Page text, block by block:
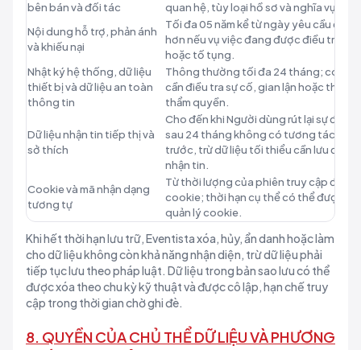
bên bán và đối tác
quan hệ, tùy loại hồ sơ và nghĩa vụ
Nội dung hỗ trợ, phản ánh
và khiếu nại
Tối đa 05 năm kể từ ngày yêu cầu
hơn nếu vụ việc đang được điều tra,
hoặc tố tụng.
Nhật ký hệ thống, dữ liệu
thiết bị và dữ liệu an toàn
thông tin
Thông thường tối đa 24 tháng; có thể
cần điều tra sự cố, gian lận hoặc theo
thẩm quyền.
Dữ liệu nhận tin tiếp thị và
sở thích
Cho đến khi Người dùng rút lại sự
sau 24 tháng không có tương tác, tùy
trước, trừ dữ liệu tối thiểu cần lưu để
nhận tin.
Cookie và mã nhận dạng
tương tự
Từ thời lượng của phiên truy cập đến
cookie; thời hạn cụ thể có thể được
quản lý cookie.
Khi hết thời hạn lưu trữ, Eventista xóa, hủy, ẩn danh hoặc làm
cho dữ liệu không còn khả năng nhận diện, trừ dữ liệu phải
tiếp tục lưu theo pháp luật. Dữ liệu trong bản sao lưu có thể
được xóa theo chu kỳ kỹ thuật và được cô lập, hạn chế truy
cập trong thời gian chờ ghi đè.
8. QUYỀN CỦA CHỦ THỂ DỮ LIỆU VÀ PHƯƠNG